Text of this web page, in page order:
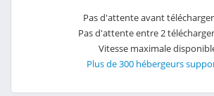
Pas d'attente avant
Pas d'attente entre 2
Vitesse maximale
Plus de 300 hébergeurs